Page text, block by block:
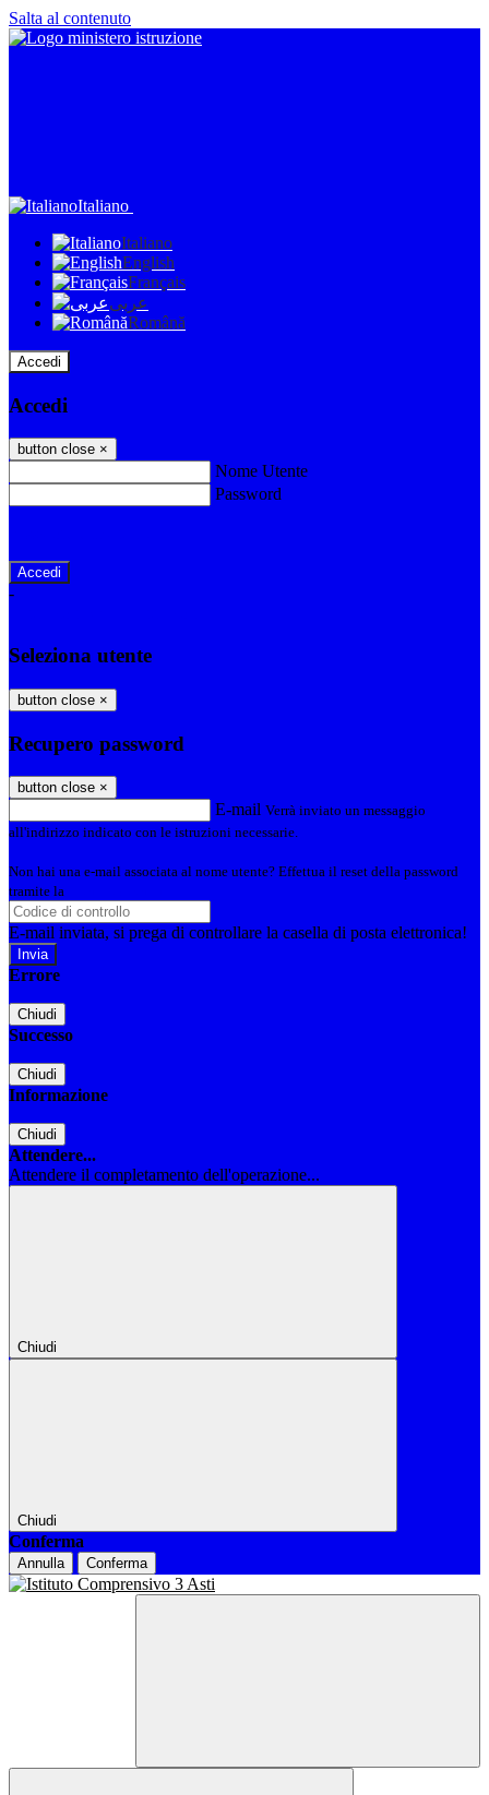
Salta al contenuto
Italiano
Italiano
English
Français
عربى
Română
Accedi
Accedi
button close ×
Nome Utente
Password
-
Seleziona utente
button close ×
Recupero password
button close ×
E-mail Verrà inviato un messaggio
all'indirizzo indicato con le istruzioni necessarie.
Non hai una e-mail associata al nome utente? Effettua il reset della password
tramite la
E-mail inviata, si prega di controllare la casella di posta elettronica!
Errore
Chiudi
Successo
Chiudi
Informazione
Chiudi
Attendere...
Attendere il completamento dell'operazione...
Chiudi
Chiudi
Conferma
Annulla Conferma